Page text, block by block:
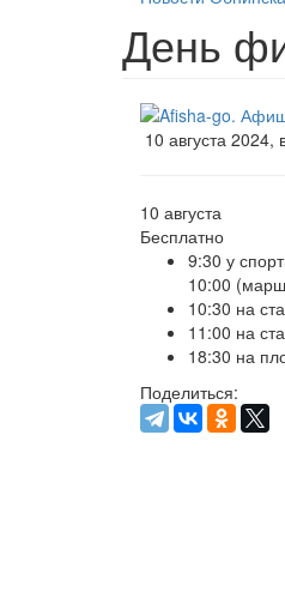
День
10 августа
10 августа
Бесплатно
9:30 у
10:00
10:30 на
11:00 на
18:30 на
Поделиться: